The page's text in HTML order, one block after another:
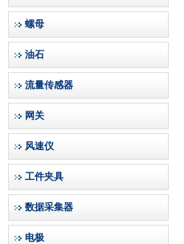
螺母
油石
流量传感器
网关
风速仪
工件夹具
数据采集器
电极